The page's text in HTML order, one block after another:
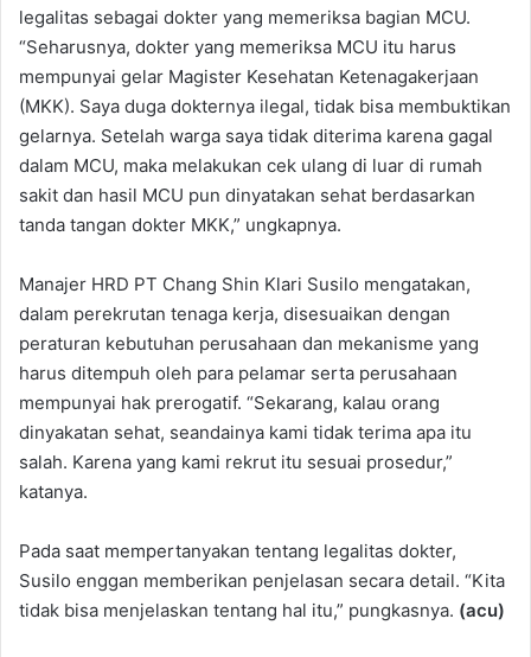
legalitas sebagai dokter yang memeriksa bagian MCU.
“Seharusnya, dokter yang memeriksa MCU itu harus
mempunyai gelar Magister Kesehatan Ketenagakerjaan
(MKK). Saya duga dokternya ilegal, tidak bisa membuktikan
gelarnya. Setelah warga saya tidak diterima karena gagal
dalam MCU, maka melakukan cek ulang di luar di rumah
sakit dan hasil MCU pun dinyatakan sehat berdasarkan
tanda tangan dokter MKK,” ungkapnya.
Manajer HRD PT Chang Shin Klari Susilo mengatakan,
dalam perekrutan tenaga kerja, disesuaikan dengan
peraturan kebutuhan perusahaan dan mekanisme yang
harus ditempuh oleh para pelamar serta perusahaan
mempunyai hak prerogatif. “Sekarang, kalau orang
dinyakatan sehat, seandainya kami tidak terima apa itu
salah. Karena yang kami rekrut itu sesuai prosedur,”
katanya.
Pada saat mempertanyakan tentang legalitas dokter,
Susilo enggan memberikan penjelasan secara detail. “Kita
tidak bisa menjelaskan tentang hal itu,” pungkasnya. (acu)